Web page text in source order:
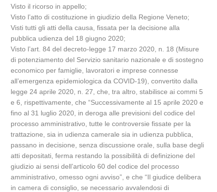
Visto il ricorso in appello;
Visto l’atto di costituzione in giudizio della Regione Veneto;
Visti tutti gli atti della causa, fissata per la decisione alla
pubblica udienza del 18 giugno 2020;
Visto l’art. 84 del decreto-legge 17 marzo 2020, n. 18 (Misure
di potenziamento del Servizio sanitario nazionale e di sostegno
economico per famiglie, lavoratori e imprese connesse
all’emergenza epidemiologica da COVID-19), convertito dalla
legge 24 aprile 2020, n. 27, che, tra altro, stabilisce ai commi 5
e 6, rispettivamente, che “Successivamente al 15 aprile 2020 e
fino al 31 luglio 2020, in deroga alle previsioni del codice del
processo amministrativo, tutte le controversie fissate per la
trattazione, sia in udienza camerale sia in udienza pubblica,
passano in decisione, senza discussione orale, sulla base degli
atti depositati, ferma restando la possibilità di definizione del
giudizio ai sensi dell’articolo 60 del codice del processo
amministrativo, omesso ogni avviso”, e che “Il giudice delibera
in camera di consiglio, se necessario avvalendosi di